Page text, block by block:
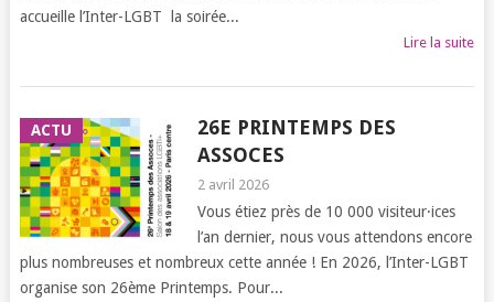
accueille l’Inter-LGBT la soirée...
Lire la suite
ACTU
26E PRINTEMPS DES
ASSOCES
2 avril 2026
Vous étiez près de 10 000 visiteur·ices
l’an dernier, nous vous attendons encore
plus nombreuses et nombreux cette année ! En 2026, l’Inter-LGBT
organise son 26ème Printemps. Pour...